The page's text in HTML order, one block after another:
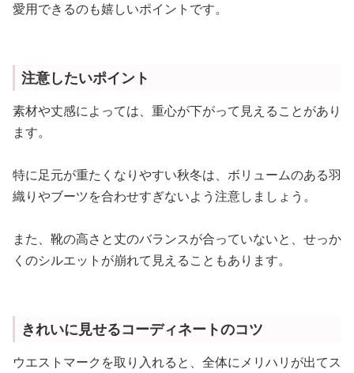
愛用できるのも嬉しいポイントです。
注意したいポイント
素材や丈感によっては、重心が下がって見えることがあり
ます。
特に足元が重たくなりやすい秋冬は、ボリュームのある羽
織りやブーツを合わせすぎないよう注意しましょう。
また、靴の高さと丈のバランスが合っていないと、せっか
くのシルエットが崩れて見えることもあります。
きれいに見せるコーディネートのコツ
ウエストマークを取り入れると、全体にメリハリが出てス